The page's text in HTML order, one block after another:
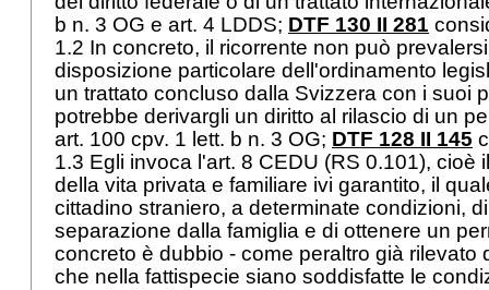
b n. 3 OG e art. 4 LDDS; DTF 130 II 281
1.2 In concreto, il ricorrente non può
disposizione particolare dell'ordinamento
un trattato concluso dalla Svizzera con i suoi
potrebbe derivargli un diritto al rilascio di un
art. 100 cpv. 1 lett. b n. 3 OG; DTF 128 II 145
1.3 Egli invoca l'art. 8 CEDU (RS 0.101), cioè
della vita privata e familiare ivi garantito, il
cittadino straniero, a determinate condizioni,
separazione dalla famiglia e di ottenere un
concreto è dubbio - come peraltro già rilevato
che nella fattispecie siano soddisfatte le